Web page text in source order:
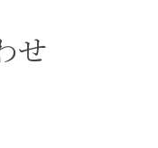
せ